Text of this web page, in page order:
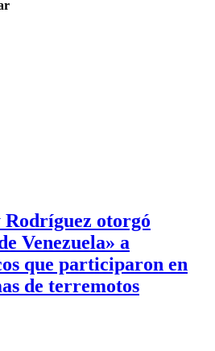
otorgó
Venezuela» a
que participaron en
de terremotos